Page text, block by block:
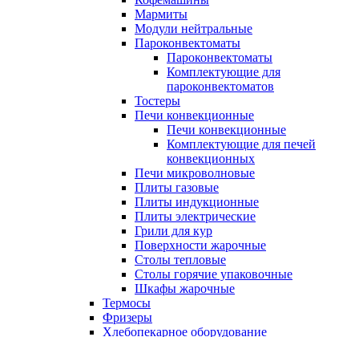
Мармиты
Модули нейтральные
Пароконвектоматы
Пароконвектоматы
Комплектующие для
пароконвектоматов
Тостеры
Печи конвекционные
Печи конвекционные
Комплектующие для печей
конвекционных
Печи микроволновые
Плиты газовые
Плиты индукционные
Плиты электрические
Грили для кур
Поверхности жарочные
Столы тепловые
Столы горячие упаковочные
Шкафы жарочные
Термосы
Фризеры
Хлебопекарное оборудование